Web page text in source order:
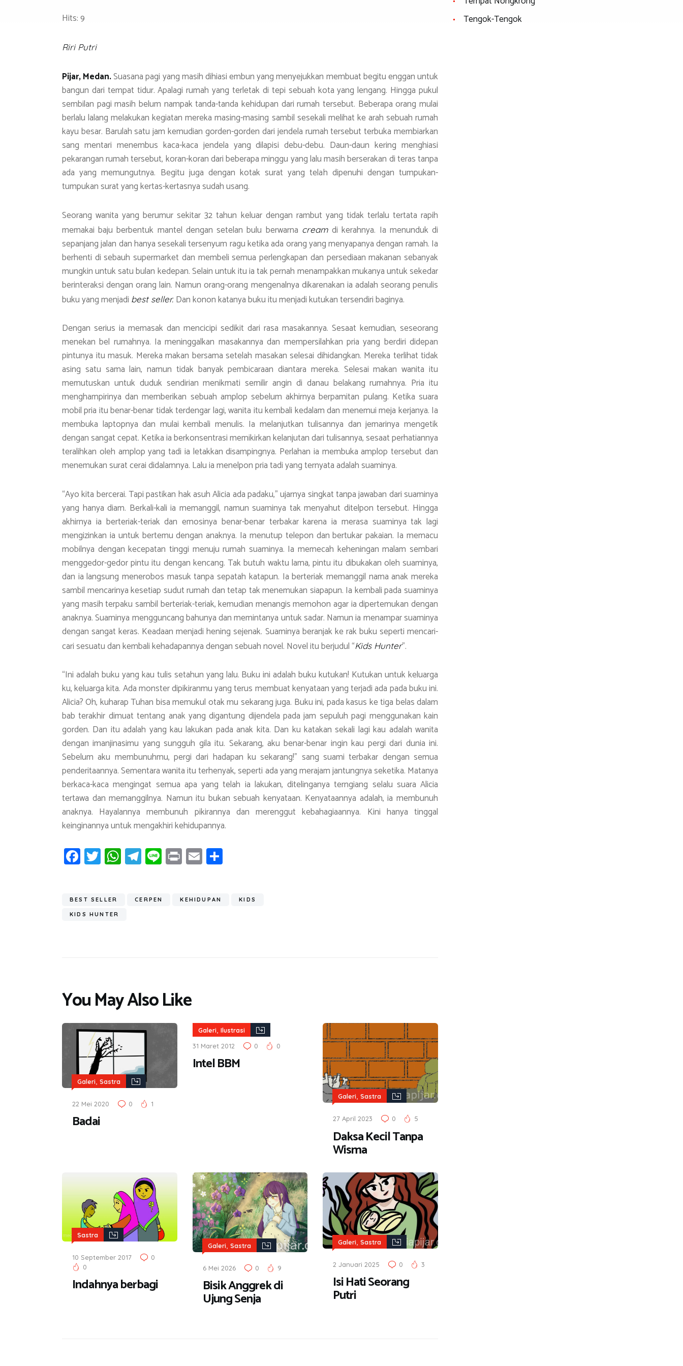
b
o
ok
p
p
m
Hits: 9
Riri Putri
Pijar, Medan.Suasana pagi yang masih dihiasi embun yang menyejukkan membuat begitu enggan untuk
bangun dari tempat tidur. Apalagi rumah yang terletak di tepi sebuah kota yang lengang. Hingga pukul
sembilan pagi masih belum nampak tanda-tanda kehidupan dari rumah tersebut. Beberapa orang mulai
berlalu lalang melakukan kegiatan mereka masing-masing sambil sesekali melihat ke arah sebuah rumah
kayu besar. Barulah satu jam kemudian gorden-gorden dari jendela rumah tersebut terbuka membiarkan
sang mentari menembus kaca-kaca jendela yang dilapisi debu-debu. Daun-daun kering menghiasi
pekarangan rumah tersebut, koran-koran dari beberapa minggu yang lalu masih berserakan di teras tanpa
ada yang memungutnya. Begitu juga dengan kotak surat yang telah dipenuhi dengan tumpukan-
tumpukan surat yang kertas-kertasnya sudah usang.
Seorang wanita yang berumur sekitar 32 tahun keluar dengan rambut yang tidak terlalu tertata rapih
memakai baju berbentuk mantel dengan setelan bulu berwarna creamdi kerahnya. Ia menunduk di
sepanjang jalan dan hanya sesekali tersenyum ragu ketika ada orang yang menyapanya dengan ramah. Ia
berhenti di sebauh supermarket dan membeli semua perlengkapan dan persediaan makanan sebanyak
mungkin untuk satu bulan kedepan. Selain untuk itu ia tak pernah menampakkan mukanya untuk sekedar
berinteraksi dengan orang lain. Namun orang-orang mengenalnya dikarenakan ia adalah seorang penulis
buku yang menjadi best seller. Dan konon katanya buku itu menjadi kutukan tersendiri baginya.
Dengan serius ia memasak dan mencicipi sedikit dari rasa masakannya. Sesaat kemudian, seseorang
menekan bel rumahnya. Ia meninggalkan masakannya dan mempersilahkan pria yang berdiri didepan
pintunya itu masuk. Mereka makan bersama setelah masakan selesai dihidangkan. Mereka terlihat tidak
asing satu sama lain, namun tidak banyak pembicaraan diantara mereka. Selesai makan wanita itu
memutuskan untuk duduk sendirian menikmati semilir angin di danau belakang rumahnya. Pria itu
menghampirinya dan memberikan sebuah amplop sebelum akhirnya berpamitan pulang. Ketika suara
mobil pria itu benar-benar tidak terdengar lagi, wanita itu kembali kedalam dan menemui meja kerjanya. Ia
membuka laptopnya dan mulai kembali menulis. Ia melanjutkan tulisannya dan jemarinya mengetik
dengan sangat cepat. Ketika ia berkonsentrasi memikirkan kelanjutan dari tulisannya, sesaat perhatiannya
teralihkan oleh amplop yang tadi ia letakkan disampingnya. Perlahan ia membuka amplop tersebut dan
menemukan surat cerai didalamnya. Lalu ia menelpon pria tadi yang ternyata adalah suaminya.
“Ayo kita bercerai. Tapi pastikan hak asuh Alicia ada padaku,” ujarnya singkat tanpa jawaban dari suaminya
yang hanya diam. Berkali-kali ia memanggil, namun suaminya tak menyahut ditelpon tersebut. Hingga
akhirnya ia berteriak-teriak dan emosinya benar-benar terbakar karena ia merasa suaminya tak lagi
mengizinkan ia untuk bertemu dengan anaknya. Ia menutup telepon dan bertukar pakaian. Ia memacu
mobilnya dengan kecepatan tinggi menuju rumah suaminya. Ia memecah keheningan malam sembari
menggedor-gedor pintu itu dengan kencang. Tak butuh waktu lama, pintu itu dibukakan oleh suaminya,
dan ia langsung menerobos masuk tanpa sepatah katapun. Ia berteriak memanggil nama anak mereka
sambil mencarinya kesetiap sudut rumah dan tetap tak menemukan siapapun. Ia kembali pada suaminya
yang masih terpaku sambil berteriak-teriak, kemudian menangis memohon agar ia dipertemukan dengan
anaknya. Suaminya mengguncang bahunya dan memintanya untuk sadar. Namun ia menampar suaminya
dengan sangat keras. Keadaan menjadi hening sejenak. Suaminya beranjak ke rak buku seperti mencari-
cari sesuatu dan kembali kehadapannya dengan sebuah novel. Novel itu berjudul “Kids Hunter”.
“Ini adalah buku yang kau tulis setahun yang lalu. Buku ini adalah buku kutukan! Kutukan untuk keluarga
ku, keluarga kita. Ada monster dipikiranmu yang terus membuat kenyataan yang terjadi ada pada buku ini.
Alicia? Oh, kuharap Tuhan bisa memukul otak mu sekarang juga. Buku ini, pada kasus ke tiga belas dalam
bab terakhir dimuat tentang anak yang digantung dijendela pada jam sepuluh pagi menggunakan kain
gorden. Dan itu adalah yang kau lakukan pada anak kita. Dan ku katakan sekali lagi kau adalah wanita
dengan imanjinasimu yang sungguh gila itu. Sekarang, aku benar-benar ingin kau pergi dari dunia ini.
Sebelum aku membunuhmu, pergi dari hadapan ku sekarang!” sang suami terbakar dengan semua
penderitaannya. Sementara wanita itu terhenyak, seperti ada yang merajam jantungnya seketika. Matanya
berkaca-kaca mengingat semua apa yang telah ia lakukan, ditelinganya terngiang selalu suara Alicia
tertawa dan memanggilnya. Namun itu bukan sebuah kenyataan. Kenyataannya adalah, ia membunuh
anaknya. Hayalannya membunuh pikirannya dan merenggut kebahagiaannya. Kini hanya tinggal
keinginannya untuk mengakhiri kehidupannya.
Fa
ce
o
ok
T
wi
er
W
h
T
el
gr
Li
n
Pr
in
E
m
BEST SELLER CERPEN KEHIDUPAN KIDS
KIDS HUNTER
You May Also Like
Galeri Sastra
22 Mei 2020 0 1
Badai
Galeri, Ilustrasi
31 Maret 2012 0 0
Intel BBM
Galeri,Sastra
27 April 2023 0 5
Daksa Kecil Tanpa
Wisma
Sastra
10 September 2017
0
0
Indahnya berbagi
Galeri, Sastra
6 Mei 2026 0 9
Bisik Anggrek di
Ujung Senja
Galeri ,Sastra
2 Januari 2025 0 3
Isi Hati Seorang
Putri
Tengok-Tengok